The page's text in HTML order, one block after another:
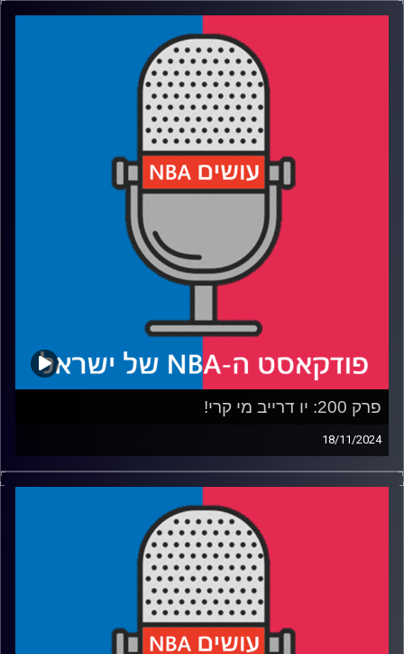
פרק 200: יו דרייב מי קרי!
18/11/2024
פודקאסט האן.בי.איי עם ערן סורוקה, שרון דוידוביץ', משה
דוידוביץ' ועידן לוצקי, בשיתוף קול האוניברסיטה.
רבע 1: הווריורס עמוקים, לברון מאושר והכוכבים מסתדרים
רבע 4: חוזרים למיטב מ-200 פרקים ולקטטה ששינתה את